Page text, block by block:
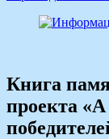
Книга
проекта